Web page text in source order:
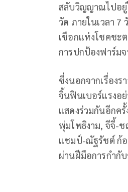
สลับวิญญาณไปอยู่
วัด ภายในเวลา
เชือกแห่งโชคชะ
การปกป้องฟาร์ม
ซึ่งนอกจากเรื่อง
จิ้นฟินเบอร์แรงอ
แสดงร่วมกันอีกค
พุ่มโพธิงาม, จีจี้-
แชมป์-ณัฐรัชต์ ก้อ
ผ่านฝีมือการกำกั